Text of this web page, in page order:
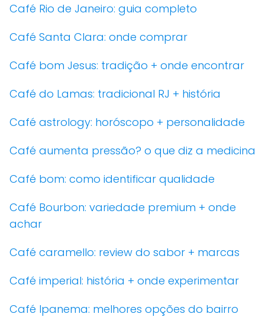
Café Rio de Janeiro: guia completo
Café Santa Clara: onde comprar
Café bom Jesus: tradição + onde encontrar
Café do Lamas: tradicional RJ + história
Café astrology: horóscopo + personalidade
Café aumenta pressão? o que diz a medicina
Café bom: como identificar qualidade
Café Bourbon: variedade premium + onde
achar
Café caramello: review do sabor + marcas
Café imperial: história + onde experimentar
Café Ipanema: melhores opções do bairro